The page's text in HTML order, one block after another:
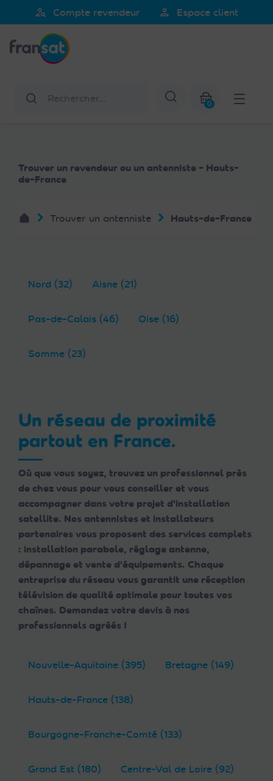
noter
Ce
comprend
person_search Compte revendeur person Espace client
Afficher la
0
Trouver un revendeur ou un antenniste - Hauts-
de-France
Trouver un antenniste Hauts-de-France
Nord (32) Aisne (21)
Pas-de-Calais (46) Oise (16)
Somme (23)
Un réseau de proximité
partout en France.
Où que vous soyez, trouvez un professionnel près
de chez vous pour vous conseiller et vous
accompagner dans votre projet d'installation
satellite. Nos antennistes et installateurs
partenaires vous proposent des services complets
: installation parabole, réglage antenne,
dépannage et vente d'équipements. Chaque
entreprise du réseau vous garantit une réception
télévision de qualité optimale pour toutes vos
chaînes. Demandez votre devis à nos
professionnels agréés !
Nouvelle-Aquitaine (395) Bretagne (149)
Hauts-de-France (138)
Bourgogne-Franche-Comté (133)
Grand Est (180) Centre-Val de Loire (92)